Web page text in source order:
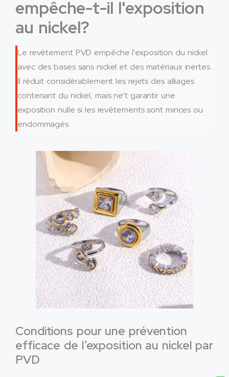
empêche-t-il l'exposition
au nickel?
Le revêtement PVD empêche l'exposition du nickel
avec des bases sans nickel et des matériaux inertes.
Il réduit considérablement les rejets des alliages
contenant du nickel, mais ne’t garantir une
exposition nulle si les revêtements sont minces ou
endommagés.
Conditions pour une prévention
efficace de l’exposition au nickel par
PVD